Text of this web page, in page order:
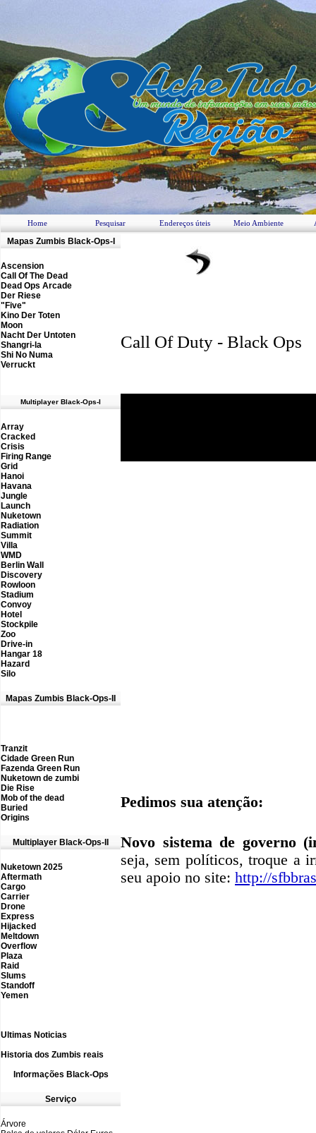
Home Pesquisar Endereços úteis Meio Ambiente
Mapas Zumbis Black-Ops-I
Ascension
Call Of The Dead
Dead Ops Arcade
Der Riese
"Five"
Kino Der Toten
Moon
Nacht Der Untoten
Shangri-la
Shi No Numa
Verruckt
Multiplayer Black-Ops-I
Array
Cracked
Crisis
Firing Range
Grid
Hanoi
Havana
Jungle
Launch
Nuketown
Radiation
Summit
Villa
WMD
Berlin Wall
Discovery
Rowloon
Stadium
Convoy
Hotel
Stockpile
Zoo
Drive-in
Hangar 18
Hazard
Silo
Mapas Zumbis Black-Ops-II
Tranzit
Cidade Green Run
Fazenda Green Run
Nuketown de zumbi
Die Rise
Mob of the dead
Buried
Origins
Multiplayer Black-Ops-II
Nuketown 2025
Aftermath
Cargo
Carrier
Drone
Express
Hijacked
Meltdown
Overflow
Plaza
Raid
Slums
Standoff
Yemen
Ultimas Noticias
Historia dos Zumbis reais
Informações B lack-Ops
Serviço
Árvore
Call Of Duty - Black Ops
Pedimos sua atenção:
Novo sistema de governo
seja, sem políticos, troque a
seu apoio no site: http://